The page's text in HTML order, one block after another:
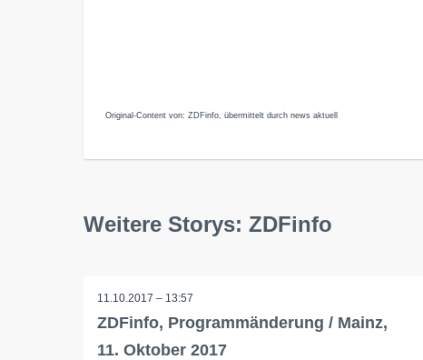
Original-Content von: ZDFinfo, übermittelt durch news aktuell
Weitere Storys: ZDFinfo
11.10.2017 – 13:57
ZDFinfo, Programmänderung / Mainz,
11. Oktober 2017